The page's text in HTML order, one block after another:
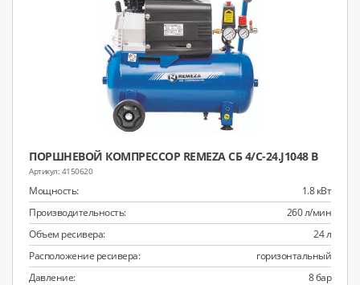
ПОРШНЕВОЙ КОМПРЕССОР REMEZA CБ 4/C-24.J1048 B
4150620
Мощность:
1.8 кВт
Производительность:
260 л/мин
Объем ресивера:
24 л
Расположение ресивера:
горизонтальный
Давление:
8 бар